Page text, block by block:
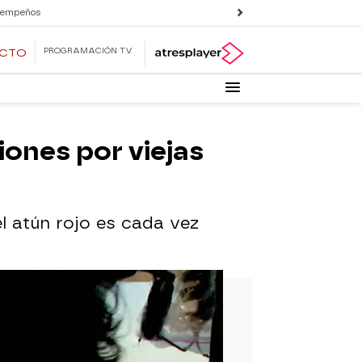
PROGRAMACIÓN TV
por viejas
atún rojo es cada vez